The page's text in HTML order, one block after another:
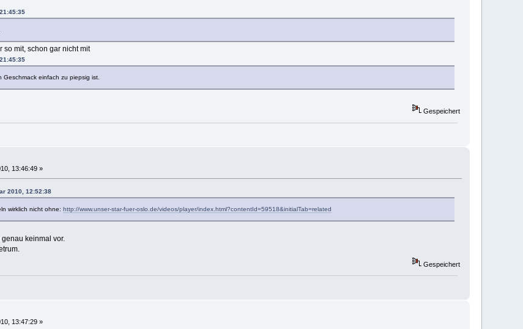
so mit, schon gar nicht mit
einfach zu piepsig ist.
Gespeichert
13:46:49 »
2010, 12:52:38
wirklich nicht ohne: http://www.unser-star-fuer-oslo.de/videos/player/index.html?contentId=59518&initialTab=related
keinmal vor.
Gespeichert
13:47:29 »